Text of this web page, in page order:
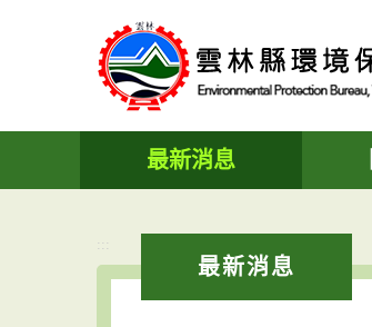
容
最新消息
:::
最新消息